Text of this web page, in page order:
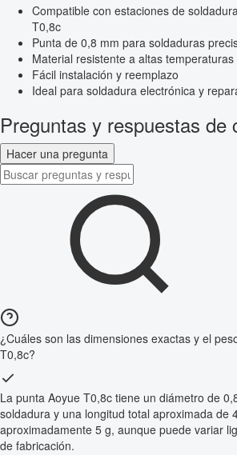
Compatible con estaciones de
T0,8c
Punta de 0,8 mm para soldaduras
Material resistente a altas temperaturas
Fácil instalación y reemplazo
Ideal para soldadura electrónica y
Preguntas y respuestas de
Hacer una pregunta
¿Cuáles son las dimensiones exactas y el
T0,8c?
La punta Aoyue T0,8c tiene un diámetro de
soldadura y una longitud total aproximada de
aproximadamente 5 g, aunque puede variar
de fabricación.